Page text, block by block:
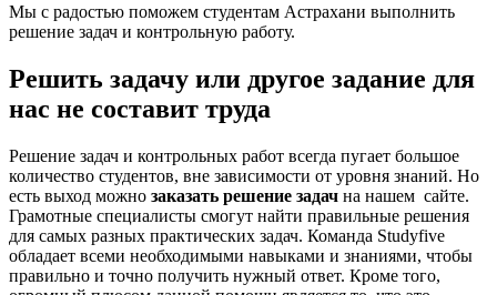
Мы с радостью поможем студентам Астрахани выполнить
решение задач и контрольную работу.
Решить задачу или другое задание для
нас не составит труда
Решение задач и контрольных работ всегда пугает большое
количество студентов, вне зависимости от уровня знаний. Но
есть выход можно заказать решение задач на нашем сайте.
Грамотные специалисты смогут найти правильные решения
для самых разных практических задач. Команда Studyfive
обладает всеми необходимыми навыками и знаниями, чтобы
правильно и точно получить нужный ответ. Кроме того,